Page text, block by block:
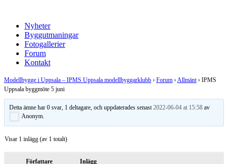
Nyheter
Byggutmaningar
Fotogallerier
Forum
Kontakt
Modellbygge i Uppsala – IPMS Uppsala modellbyggarklubb › Forum ›Allmänt › IPMS
Uppsala byggmöte 5 juni
Detta ämne har 0 svar, 1 deltagare, och uppdaterades senast2022-06-04 at 15:58 av
Anonym
Visar 1 inlägg (av 1 totalt)
Författare Inlägg